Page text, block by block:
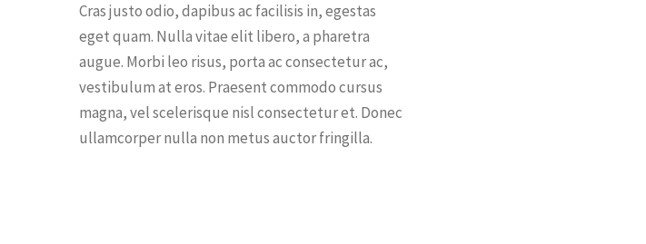
Cras justo odio, dapibus ac facilisis in, egestas
eget quam. Nulla vitae elit libero, a pharetra
augue. Morbi leo risus, porta ac consectetur ac,
vestibulum at eros. Praesent commodo cursus
magna, vel scelerisque nisl consectetur et. Donec
ullamcorper nulla non metus auctor fringilla.